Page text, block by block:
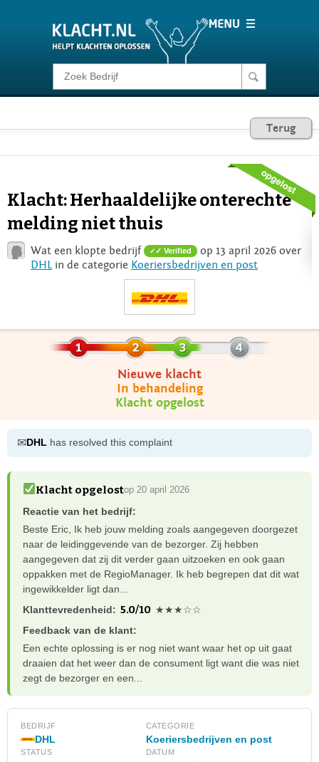
Klacht melden
Consumentenrecht
Voor Bedrijven
Login
Terug
Klacht: Herhaaldelijke onterechte
melding niet thuis
Wat een klopte bedrijf ✓ Verified
op 13 april 2026 over
DHL in de categorie Koeriersbedrijven en post
Nieuwe klacht
In behandeling
Klacht opgelost
✉DHL has resolved this complaint
Klacht opgelostop 20 april 2026
Reactie van het bedrijf:
Beste Eric, Ik heb jouw melding zoals aangegeven doorgezet
naar de leidinggevende van de bezorger. Zij hebben
aangegeven dat zij dit verder gaan uitzoeken en ook gaan
oppakken met de RegioManager. Ik heb begrepen dat dit wat
ingewikkelder ligt dan...
Klanttevredenheid: 5.0/10 ★★★☆☆
Feedback van de klant:
Een echte oplossing is er nog niet want waar het op uit gaat
draaien dat het weer dan de consument ligt want die was niet
zegt de bezorger en een...
BEDRIJF
DHL
CATEGORIE
Koeriersbedrijven en post
STATUS DATUM